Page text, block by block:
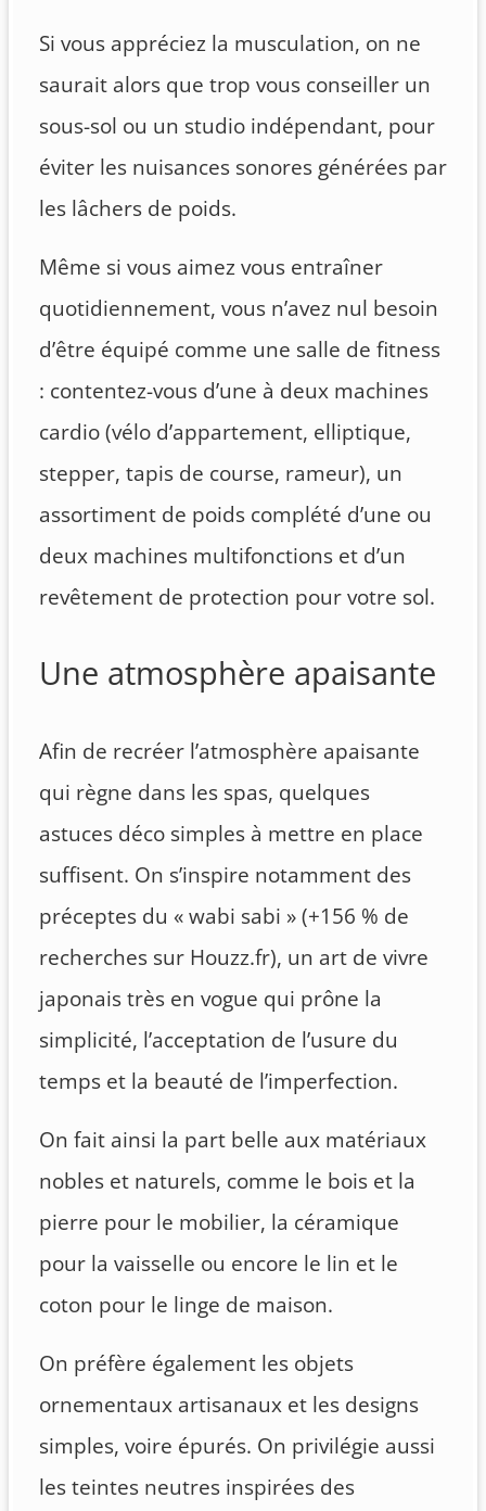
Si vous appréciez la musculation, on ne
saurait alors que trop vous conseiller un
sous-sol ou un studio indépendant, pour
éviter les nuisances sonores générées par
les lâchers de poids.
Même si vous aimez vous entraîner
quotidiennement, vous n’avez nul besoin
d’être équipé comme une salle de fitness
: contentez-vous d’une à deux machines
cardio (vélo d’appartement, elliptique,
stepper, tapis de course, rameur), un
assortiment de poids complété d’une ou
deux machines multifonctions et d’un
revêtement de protection pour votre sol.
Une atmosphère apaisante
Afin de recréer l’atmosphère apaisante
qui règne dans les spas, quelques
astuces déco simples à mettre en place
suffisent. On s’inspire notamment des
préceptes du « wabi sabi » (+156 % de
recherches sur Houzz.fr), un art de vivre
japonais très en vogue qui prône la
simplicité, l’acceptation de l’usure du
temps et la beauté de l’imperfection.
On fait ainsi la part belle aux matériaux
nobles et naturels, comme le bois et la
pierre pour le mobilier, la céramique
pour la vaisselle ou encore le lin et le
coton pour le linge de maison.
On préfère également les objets
ornementaux artisanaux et les designs
simples, voire épurés. On privilégie aussi
les teintes neutres inspirées des